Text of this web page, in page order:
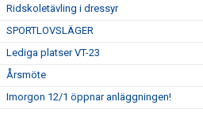
Ridskoletävling i dressyr
SPORTLOVSLÄGER
Lediga platser VT-23
Årsmöte
Imorgon 12/1 öppnar anläggningen!